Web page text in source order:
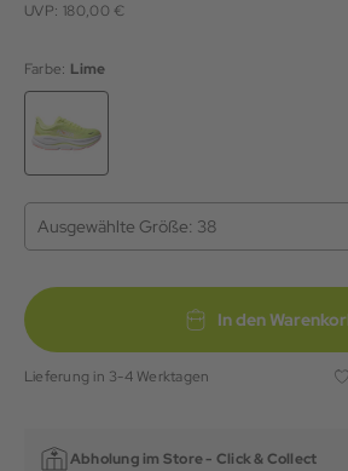
UVP: 180,00 €
Farbe: Lime
Ausgewählte Größe: 38
In den
Lieferung in 3-4 Werktagen
Abholung im Store - Click & Collect